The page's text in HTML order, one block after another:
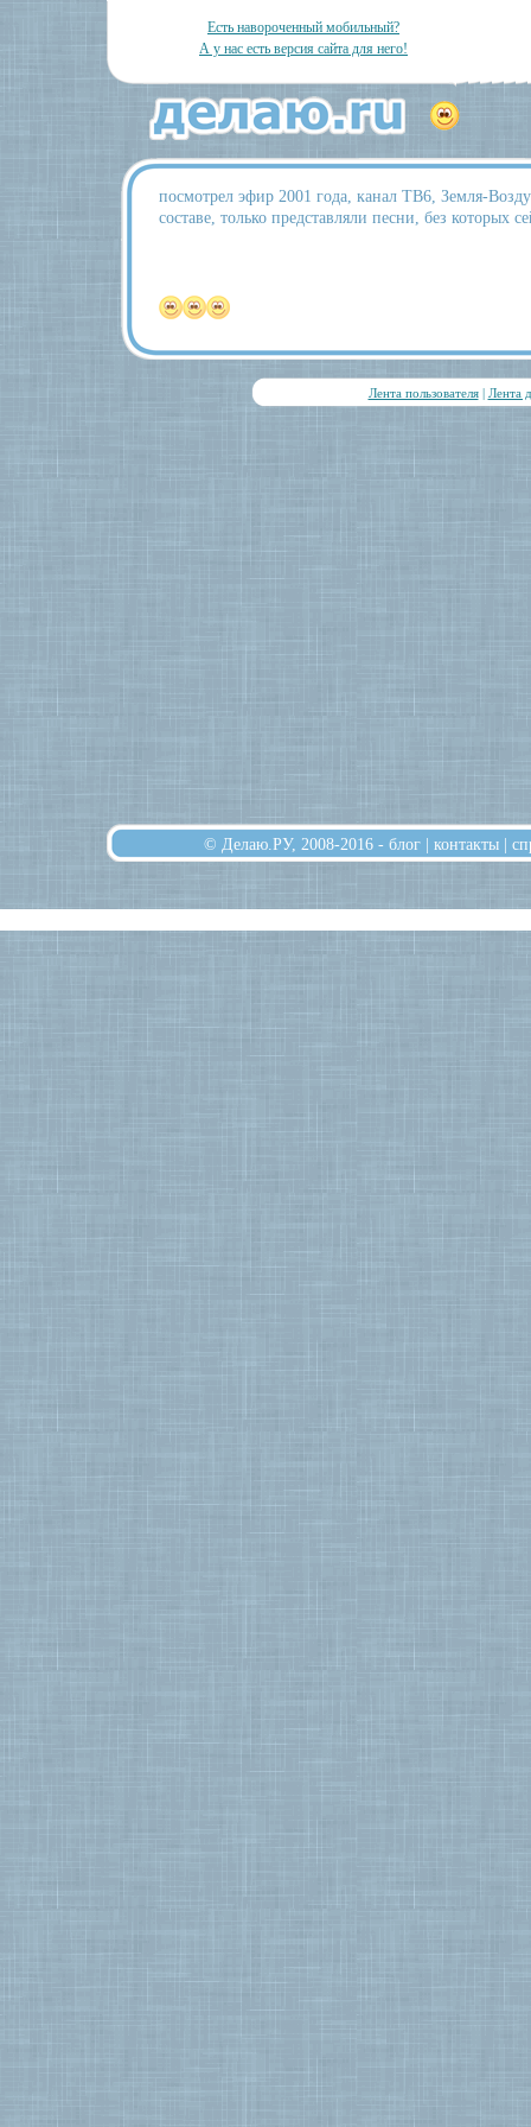
Есть навороченный мобильный?
А у нас есть версия сайта для него!
посмотрел эфир 2001 года, канал ТВ6, Земля-
составе, только представляли песни, без которых
Лента пользователя| Лента
© Делаю.РУ, 2008-2016 - блог | контакты |